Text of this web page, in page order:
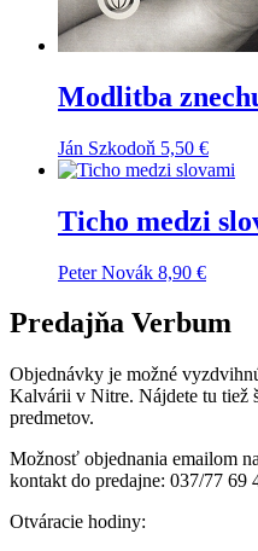
Modlitba
Ján Szkodoň 5,50 €
Ticho medzi
Peter Novák 8,90 €
Predajňa Verbum
Objednávky je možné
Kalvárii v Nitre. Nájdete tu tiež
predmetov.
Možnosť objednania emailom na
kontakt do predajne: 037/77 69
Otváracie hodiny: